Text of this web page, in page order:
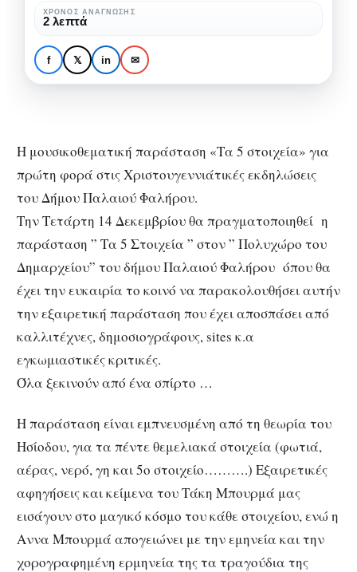
H Aννα Μπουρμά στις
Χριστουγεννιάτικες
εκδηλώσεις του Δήμου
Παλαιού Φαλήρου
Χριστουγεννιάτικες
εκδηλώσεις
του
Δήμου
ΧΡΌΝΟΣ ΑΝΆΓΝΩΣΗΣ
2 λεπτά
f 𝕏 in ✉
Η μουσικοθεματική παράσταση «Τα 5 στοιχεία» για
πρώτη φορά στις Χριστουγεννιάτικές εκδηλώσεις
του Δήμου Παλαιού Φαλήρου.
Την Τετάρτη 14 Δεκεμβρίου θα πραγματοποιηθεί η
παράσταση ” Τα 5 Στοιχεία ” στον ” Πολυχώρο του
Δημαρχείου” του δήμου Παλαιού Φαλήρου όπου θα
έχει την ευκαιρία το κοινό να παρακολουθήσει αυτήν
την εξαιρετική παράσταση που έχει αποσπάσει από
καλλιτέχνες, δημοσιογράφους, sites κ.α
εγκωμιαστικές κριτικές.
Όλα ξεκινούν από ένα σπίρτο …
Η παράσταση είναι εμπνευσμένη από τη θεωρία του
Ησίοδου, για τα πέντε θεμελιακά στοιχεία (φωτιά,
αέρας, νερό, γη και 5ο στοιχείο……….) Εξαιρετικές
αφηγήσεις και κείμενα του Τάκη Μπουρμά μας
εισάγουν στο μαγικό κόσμο του κάθε στοιχείου, ενώ η
Αννα Μπουρμά απογειώνει με την εμηνεία και την
χορογραφημένη ερμηνεία της τα τραγούδια της